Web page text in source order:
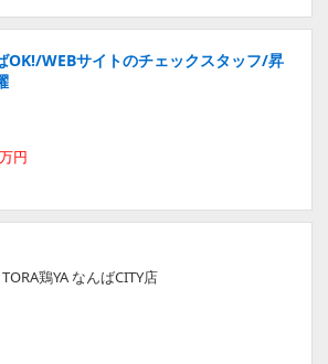
OK!/WEBサイトのチェックスタッフ/昇
円
鶏YA なんばCITY店